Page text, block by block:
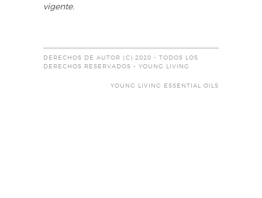
vigente.
DERECHOS DE AUTOR (C) 2020 - TODOS LOS
DERECHOS RESERVADOS - YOUNG LIVING
YOUNG LIVING ESSENTIAL OILS